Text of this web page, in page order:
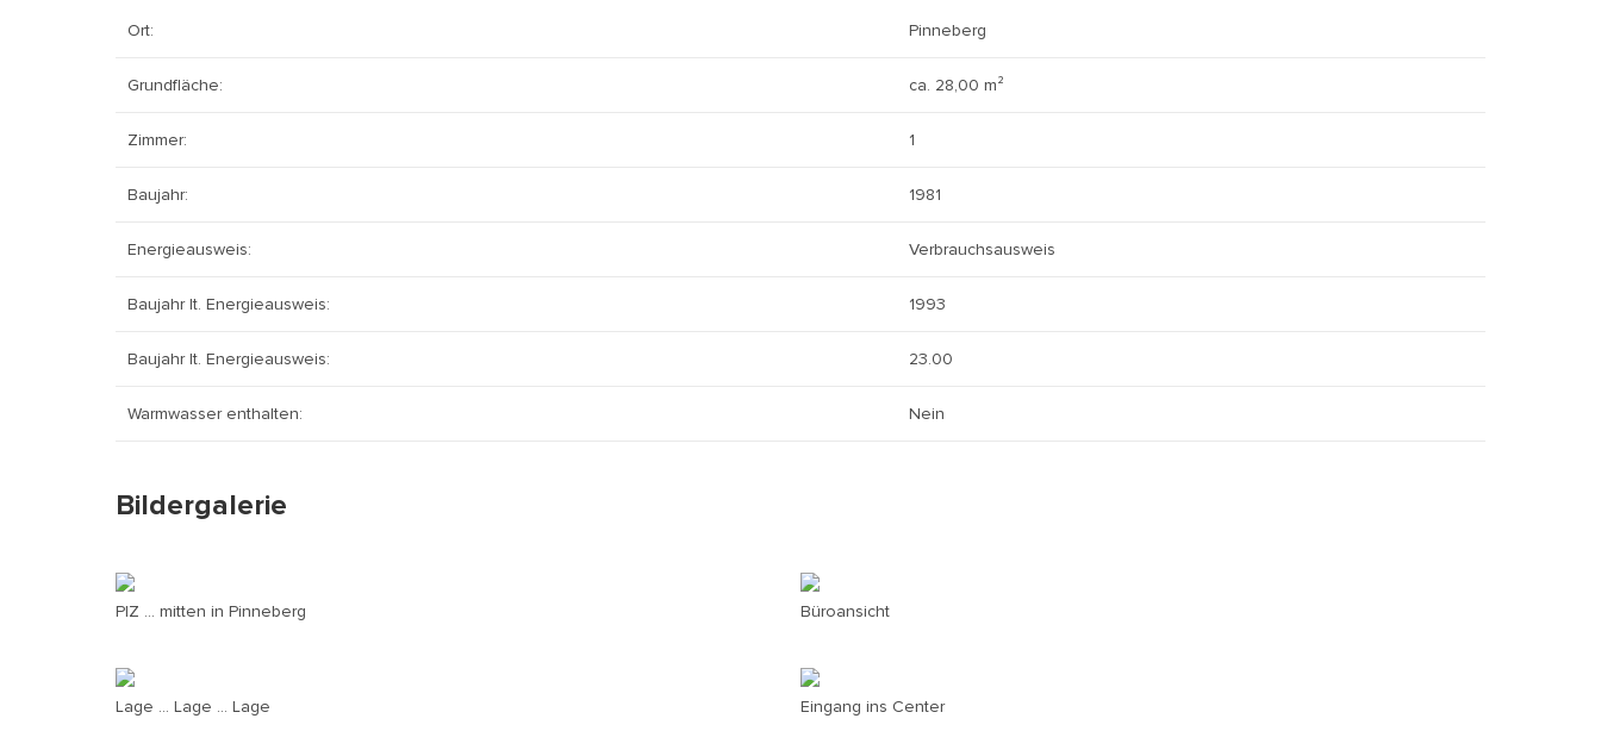
Ort: Pinneberg
Grundfläche: ca. 28,00 m²
Zimmer: 1
Baujahr: 1981
Energieausweis: Verbrauchsausweis
Baujahr lt. Energieausweis: 1993
Baujahr lt. Energieausweis: 23.00
Warmwasser enthalten: Nein
Bildergalerie
PIZ ... mitten in Pinneberg Büroansicht
Lage ... Lage ... Lage Eingang ins Center